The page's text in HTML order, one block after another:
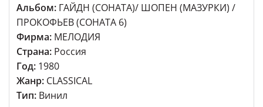
Альбом: ГАЙДН (СОНАТА)/ ШОПЕН (МАЗУРКИ) /
ПРОКОФЬЕВ (СОНАТА 6)
Фирма: МЕЛОДИЯ
Страна: Россия
Год: 1980
Жанр: CLASSICAL
Тип: Винил